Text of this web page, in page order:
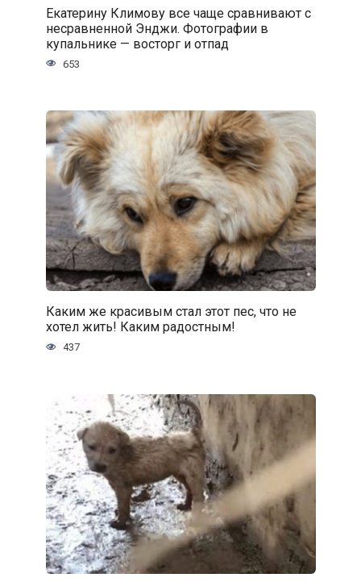
Екатерину Климову все чаще сравнивают с
несравненной Энджи. Фотографии в
купальнике — восторг и отпад
653
Каким же красивым стал этот пес, что не
хотел жить! Каким радостным!
437